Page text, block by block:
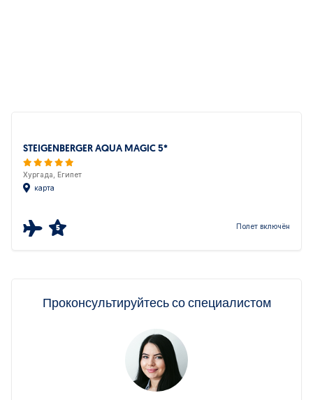
STEIGENBERGER AQUA MAGIC 5*
Хургада, Египет
карта
5 Полет включён
Проконсультируйтесь со специалистом